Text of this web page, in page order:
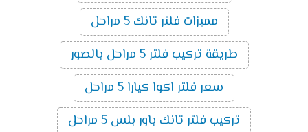
مميزات فلتر تانك 5 مراحل
طريقة تركيب فلتر 5 مراحل بالصور
سعر فلتر اكوا كيارا 5 مراحل
تركيب فلتر تانك باور بلس 5 مراحل